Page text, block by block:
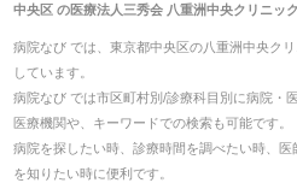
中央区の医療法人三秀会 八重洲中央クリニッ
病院なび では、 東京都中央区の八重洲中央クリ
しています。
病院なび では市区町村別/診療科目別に病院・
医療機関や、キーワードでの検索も可能です。
病院を探したい時、診療時間を調べたい時、
を知りたい時に便利です。